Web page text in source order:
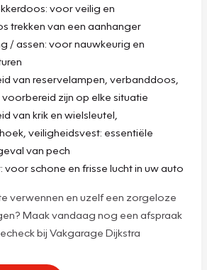
voor veilig en
trekken van een aanhanger
/ assen: voor nauwkeurig en
van reservelampen, verbanddoos,
zijn op elke situatie
van krik en wielsleutel,
veiligheidsvest: essentiële
van pech
voor schone en frisse lucht in uw auto
verwennen en uzelf een zorgeloze
Maak vandaag nog een afspraak
bij Vakgarage Dijkstra